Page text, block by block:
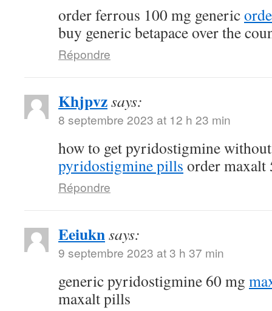
order ferrous 100 mg generic
buy generic betapace over the
Répondre
Khjpvzsays:
8 septembre 2023 at 12 h 23 min
how to get pyridostigmine
pyridostigmine pills order
Répondre
Eeiuknsays:
9 septembre 2023 at 3 h 37 min
generic pyridostigmine 60 mg
maxalt pills